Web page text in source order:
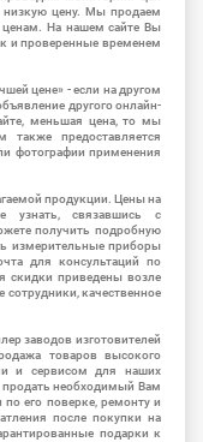
низкую цену. Мы продаем
На нашем сайте Вы
и проверенные временем
цене» - если на другом
другого онлайн-
меньшая цена, то мы
предоставляется
фотографии применения
продукции. Цены на
узнать, связавшись с
получить подробную
измерительные приборы
для консультаций по
скидки приведены возле
качественное
заводов изготовителей
товаров высокого
и сервисом для наших
необходимый Вам
его поверке, ремонту и
после покупки на
подарки к